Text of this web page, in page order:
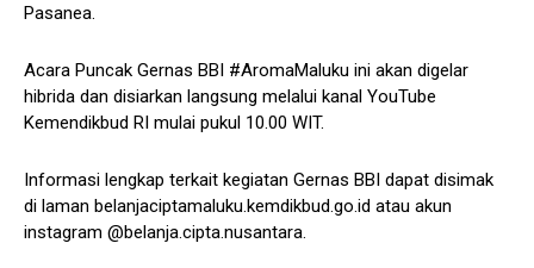
Pasanea.
Acara Puncak Gernas BBI #AromaMaluku ini akan digelar
hibrida dan disiarkan langsung melalui kanal YouTube
Kemendikbud RI mulai pukul 10.00 WIT.
Informasi lengkap terkait kegiatan Gernas BBI dapat disimak
di laman belanjaciptamaluku.kemdikbud.go.id atau akun
instagram @belanja.cipta.nusantara.